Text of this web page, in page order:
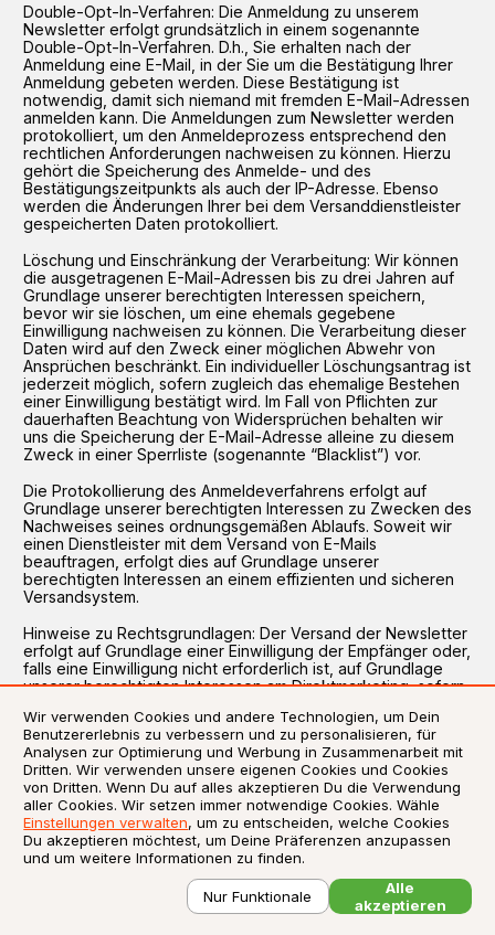
Double-Opt-In-Verfahren: Die Anmeldung zu unserem
Newsletter erfolgt grundsätzlich in einem sogenannte
Double-Opt-In-Verfahren. D.h., Sie erhalten nach der
Anmeldung eine E-Mail, in der Sie um die Bestätigung Ihrer
Anmeldung gebeten werden. Diese Bestätigung ist
notwendig, damit sich niemand mit fremden E-Mail-Adressen
anmelden kann. Die Anmeldungen zum Newsletter werden
protokolliert, um den Anmeldeprozess entsprechend den
rechtlichen Anforderungen nachweisen zu können. Hierzu
gehört die Speicherung des Anmelde- und des
Bestätigungszeitpunkts als auch der IP-Adresse. Ebenso
werden die Änderungen Ihrer bei dem Versanddienstleister
gespeicherten Daten protokolliert.
Löschung und Einschränkung der Verarbeitung: Wir können
die ausgetragenen E-Mail-Adressen bis zu drei Jahren auf
Grundlage unserer berechtigten Interessen speichern,
bevor wir sie löschen, um eine ehemals gegebene
Einwilligung nachweisen zu können. Die Verarbeitung dieser
Daten wird auf den Zweck einer möglichen Abwehr von
Ansprüchen beschränkt. Ein individueller Löschungsantrag ist
jederzeit möglich, sofern zugleich das ehemalige Bestehen
einer Einwilligung bestätigt wird. Im Fall von Pflichten zur
dauerhaften Beachtung von Widersprüchen behalten wir
uns die Speicherung der E-Mail-Adresse alleine zu diesem
Zweck in einer Sperrliste (sogenannte “Blacklist”) vor.
Die Protokollierung des Anmeldeverfahrens erfolgt auf
Grundlage unserer berechtigten Interessen zu Zwecken des
Nachweises seines ordnungsgemäßen Ablaufs. Soweit wir
einen Dienstleister mit dem Versand von E-Mails
beauftragen, erfolgt dies auf Grundlage unserer
berechtigten Interessen an einem effizienten und sicheren
Versandsystem.
Hinweise zu Rechtsgrundlagen: Der Versand der Newsletter
erfolgt auf Grundlage einer Einwilligung der Empfänger oder,
falls eine Einwilligung nicht erforderlich ist, auf Grundlage
unserer berechtigten Interessen am Direktmarketing, sofern
Bestandskundenwerbung, erlaubt ist. Soweit wir einen
Dienstleister mit dem Versand von E-Mails beauftragen,
geschieht dies auf der Grundlage unserer berechtigten
Interessen. Das Registrierungsverfahren wird auf der
Grundlage unserer berechtigten Interessen aufgezeichnet,
um nachzuweisen, dass es in Übereinstimmung mit dem
Gesetz durchgeführt wurde.
Inhalte: Informationen zu uns, unseren Leistungen, Aktionen
Erfolgsmessung: Die Newsletter enthalten einen sogenannte
Wir verwenden Cookies und andere Technologien, um Dein
Benutzererlebnis zu verbessern und zu personalisieren, für
Analysen zur Optimierung und Werbung in Zusammenarbeit mit
Dritten. Wir verwenden unsere eigenen Cookies und Cookies
von Dritten. Wenn Du auf alles akzeptieren Du die Verwendung
aller Cookies. Wir setzen immer notwendige Cookies. Wähle
Einstellungen verwalten, um zu entscheiden, welche Cookies
Du akzeptieren möchtest, um Deine Präferenzen anzupassen
und um weitere Informationen zu finden.
Nur Funktionale
Alle
akzeptieren